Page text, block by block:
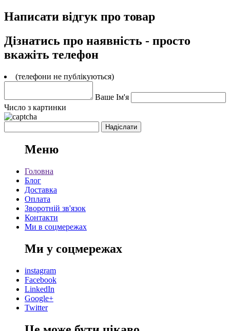
Написати відгук про товар
Дізнатись про наявність - просто
вкажіть телефон
(телефони не публікуються)
Ваше Ім'я
Число з картинки
Меню
Головна
Блог
Доставка
Оплата
Зворотній зв'язок
Контакти
Ми в соцмережах
Ми у соцмережах
instagram
Facebook
LinkedIn
Google+
Twitter